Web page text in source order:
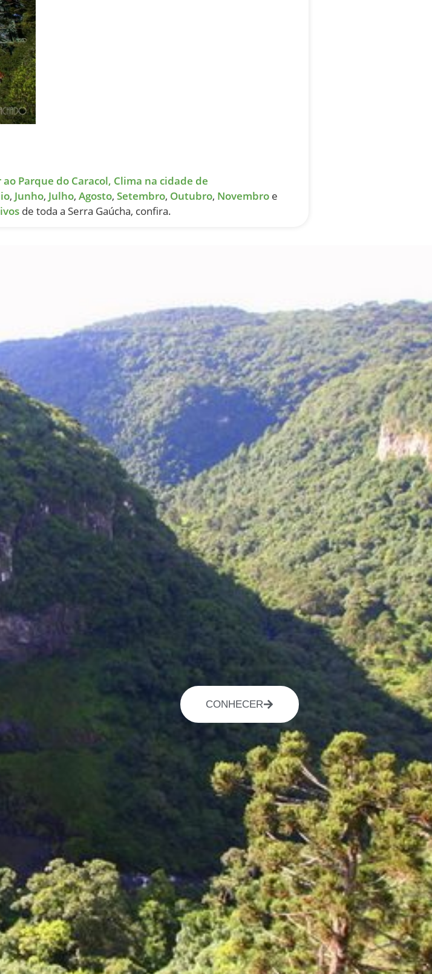
ao Parque do Caracol, Clima na cidade de
, Junho, Julho, Agosto, Setembro, Outubro, Novembro e
de toda a Serra Gaúcha, confira.
CONHECER